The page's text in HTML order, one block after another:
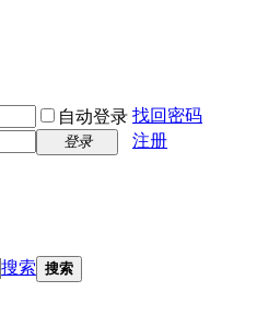
自动登录 找回密码
登录
注册
搜索 搜索